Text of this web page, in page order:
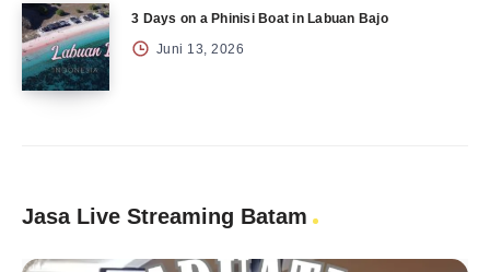
3 Days on a Phinisi Boat in Labuan Bajo
Juni 13, 2026
Jasa Live Streaming Batam